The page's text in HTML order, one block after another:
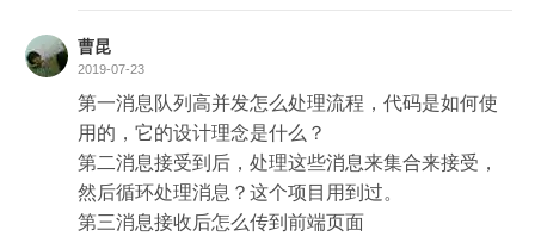
曹昆
2019-07-23
第一消息队列高并发怎么处理流程，代码是如何使
用的，它的设计理念是什么？
第二消息接受到后，处理这些消息来集合来接受，
然后循环处理消息？这个项目用到过。
第三消息接收后怎么传到前端页面